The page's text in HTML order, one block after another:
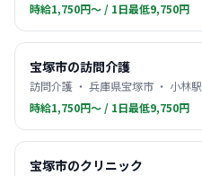
時給1,750円〜 / 1日最低9,750円
宝塚市の訪問介護
訪問介護 ・ 兵庫県宝塚市 ・ 小林駅
時給1,750円〜 / 1日最低9,750円
宝塚市のクリニック